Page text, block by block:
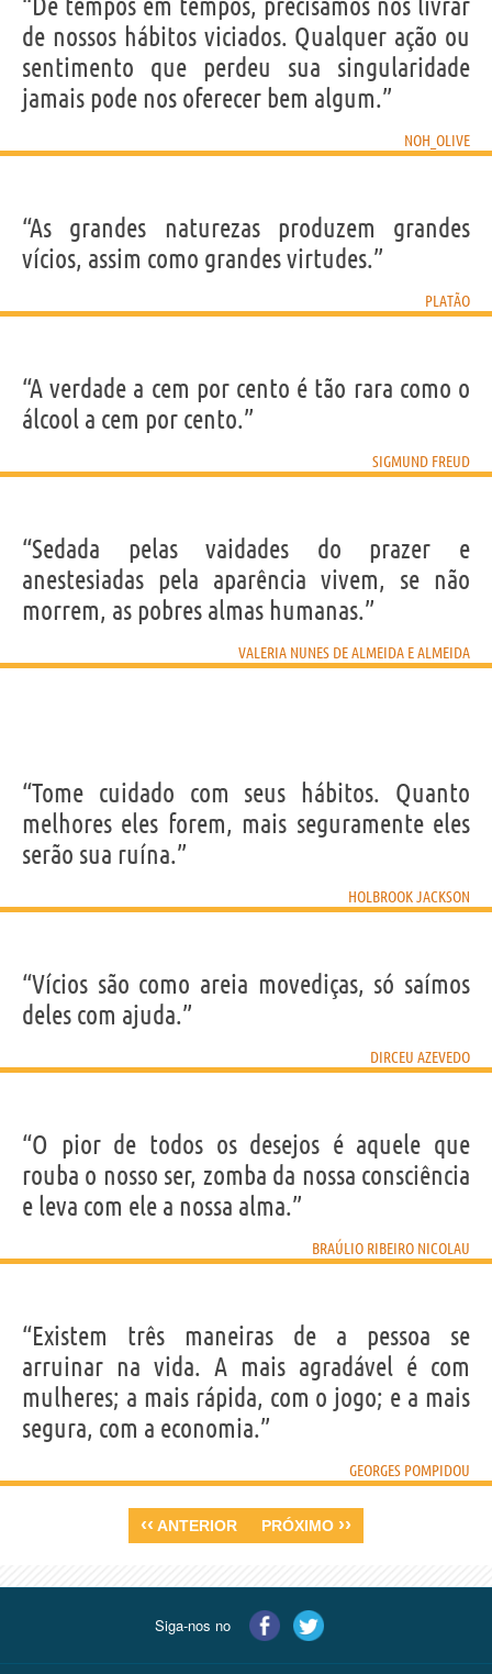
de nossos hábitos viciados. Qualquer ação ou
sentimento que perdeu sua singularidade
jamais pode nos oferecer bem algum.”
NOH_OLIVE
“As grandes naturezas produzem grandes
vícios, assim como grandes virtudes.”
PLATÃO
“A verdade a cem por cento é tão rara como o
álcool a cem por cento.”
SIGMUND FREUD
“Sedada pelas vaidades do prazer e
anestesiadas pela aparência vivem, se não
morrem, as pobres almas humanas.”
VALERIA NUNES DE ALMEIDA E ALMEIDA
“Tome cuidado com seus hábitos. Quanto
melhores eles forem, mais seguramente eles
serão sua ruína.”
HOLBROOK JACKSON
“Vícios são como areia movediças, só saímos
deles com ajuda.”
DIRCEU AZEVEDO
“O pior de todos os desejos é aquele que
rouba o nosso ser, zomba da nossa consciência
e leva com ele a nossa alma.”
BRAÚLIO RIBEIRO NICOLAU
“Existem três maneiras de a pessoa se
arruinar na vida. A mais agradável é com
mulheres; a mais rápida, com o jogo; e a mais
segura, com a economia.”
GEORGES POMPIDOU
‹‹ ANTERIOR PRÓXIMO ››
Siga-nos no